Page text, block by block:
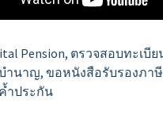
Pension, ตรวจสอบทะเ
ำนาญ, ขอหนังสือรับรองภา
ำประกัน